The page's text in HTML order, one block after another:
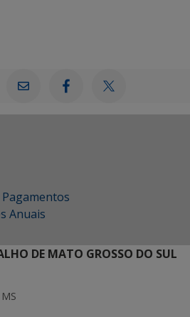
Anuais
DE MATO GROSSO DO SUL